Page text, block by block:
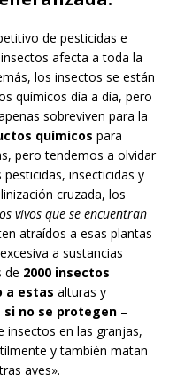
de pesticidas e
afecta a toda la
los insectos se están
químicos día a día, pero
sobreviven para la
químicos para
pero tendemos a olvidar
insecticidas y
cruzada, los
vivos que se encuentran
atraídos a esas plantas
a sustancias
de 2000 insectos
a estas alturas y
si no se protegen –
insectos en las granjas,
y también matan
aves».